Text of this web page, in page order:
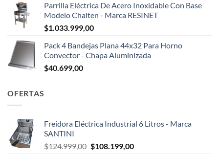
Parrilla Eléctrica De Acero Inoxidable Con Base
Modelo Chalten - Marca RESINET
$1.033.999,00
Pack 4 Bandejas Plana 44x32 Para Horno
Convector - Chapa Aluminizada
$40.699,00
OFERTAS
Freidora Eléctrica Industrial 6 Litros - Marca
SANTINI
$124.999,00 El
$108.199,00El